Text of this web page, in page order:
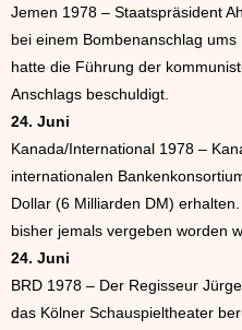
Jemen 1978 – Staatspräsident
bei einem Bombenanschlag
hatte die Führung der
Anschlags beschuldigt.
24. Juni
Kanada/International 1978 –
internationalen
Dollar (6 Milliarden DM)
bisher jemals vergeben worden
24. Juni
BRD 1978 – Der Regisseur
das Kölner Schauspieltheater